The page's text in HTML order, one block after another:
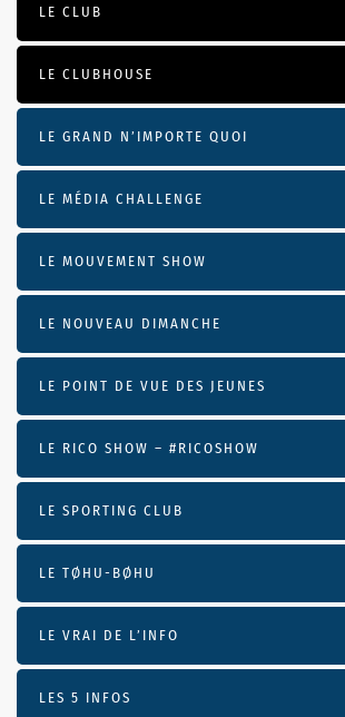
LE CLUB
LE CLUBHOUSE
LE GRAND N’IMPORTE QUOI
LE MÉDIA CHALLENGE
LE MOUVEMENT SHOW
LE NOUVEAU DIMANCHE
LE POINT DE VUE DES JEUNES
LE RICO SHOW – #RICOSHOW
LE SPORTING CLUB
LE TØHU-BØHU
LE VRAI DE L’INFO
LES 5 INFOS